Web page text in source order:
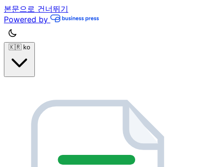
본문으로 건너뛰기
Powered by
🇰🇷 ko